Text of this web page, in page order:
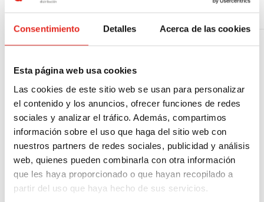
Consentimiento Detalles Acerca de las cookies
Esta página web usa cookies
Las cookies de este sitio web se usan para personalizar
el contenido y los anuncios, ofrecer funciones de redes
sociales y analizar el tráfico. Además, compartimos
información sobre el uso que haga del sitio web con
nuestros partners de redes sociales, publicidad y análisis
web, quienes pueden combinarla con otra información
que les haya proporcionado o que hayan recopilado a
partir del uso que haya hecho de sus servicios.
gestión.
Derechos:
Cualquier persona tiene
derecho a obtener confirmación
sobre si ADURIZ
DISTRIBUCION está tratando
datos personales que le
conciernan Las personas
interesadas tienen derecho a si
acceder a sus datos
personales, así como a solicitar